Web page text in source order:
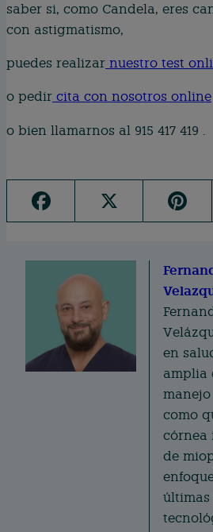
saber si, como Candela, eres
con astigmatismo,
puedes realizar nuestro test
o pedir cita con nosotros online
o bien llamarnos al 915 417 419 .
F
a
o
k
X
Pi
n
re
st
en
amplia
como
córnea
de
últimas